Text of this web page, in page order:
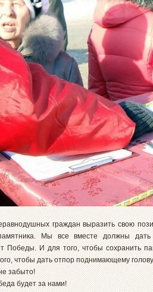
граждан выразить свою
Мы все вместе должны
Победы. И для того, чтобы сохранить
чтобы дать отпор поднимающему
забыто!
будет за нами!